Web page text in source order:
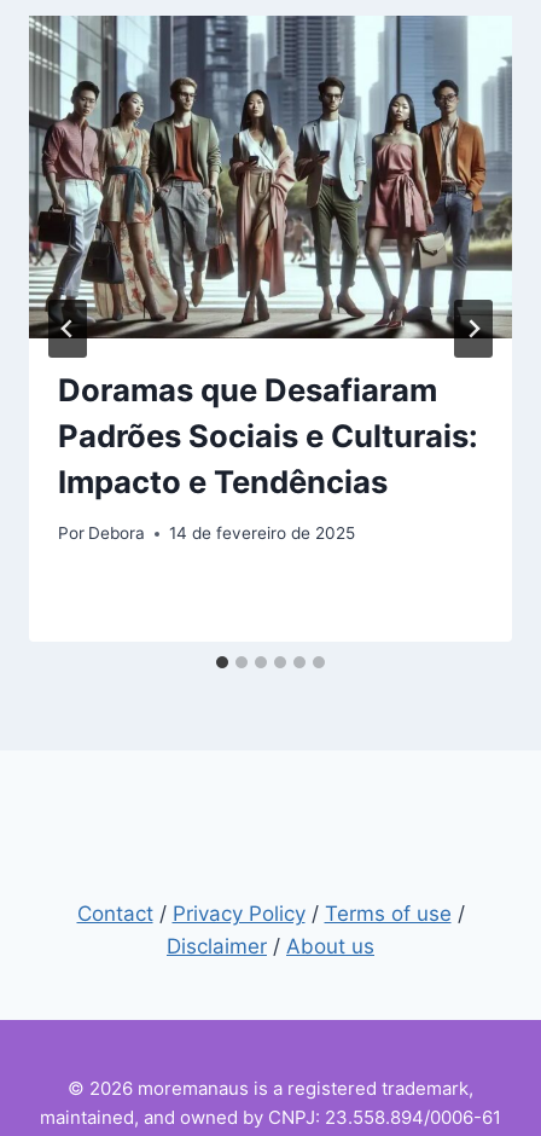
Doramas que Desafiaram
Padrões Sociais e Culturais:
Impacto e Tendências
Por Debora 14 de fevereiro de 2025
Contact/ Privacy Policy/ Terms of use /
Disclaimer / About us
© 2026 moremanaus is a registered trademark,
maintained, and owned by CNPJ: 23.558.894/0006-61